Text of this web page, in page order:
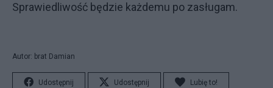
Sprawiedliwość będzie każdemu po zasługam.
Autor: brat Damian
Udostępnij Udostępnij Lubię to!